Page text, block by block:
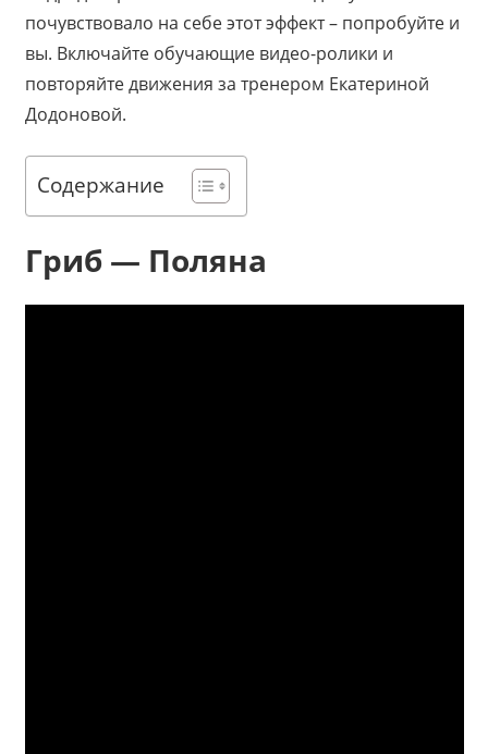
почувствовало на себе этот эффект – попробуйте и
вы. Включайте обучающие видео-ролики и
повторяйте движения за тренером Екатериной
Додоновой.
Содержание
Гриб — Поляна